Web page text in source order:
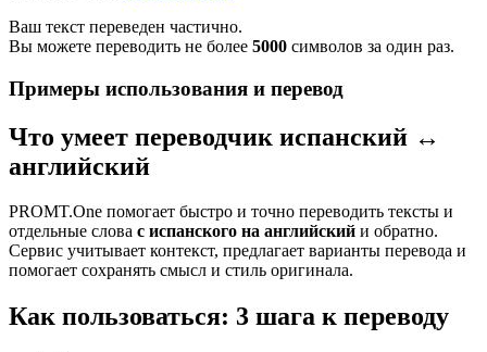
Ваш текст переведен частично.
Вы можете переводить не более 5000 символов за один раз.
Примеры использования и перевод
Что умеет переводчик испанский ↔
английский
PROMT.One помогает быстро и точно переводить тексты и
отдельные слова с испанского на английский и обратно.
Сервис учитывает контекст, предлагает варианты перевода и
помогает сохранять смысл и стиль оригинала.
Как пользоваться: 3 шага к переводу